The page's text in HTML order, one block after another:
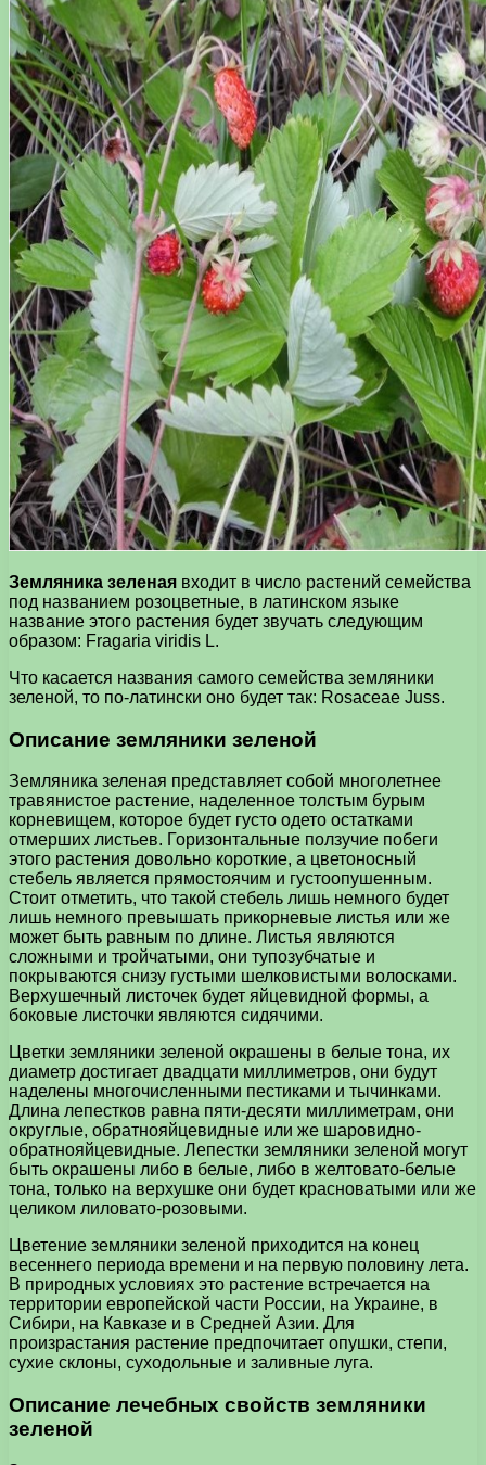
Земляника зеленая входит в число растений семейства
под названием розоцветные, в латинском языке
название этого растения будет звучать следующим
образом: Fragaria viridis L.
Что касается названия самого семейства земляники
зеленой, то по-латински оно будет так: Rosaceae Juss.
Описание земляники зеленой
Земляника зеленая представляет собой многолетнее
травянистое растение, наделенное толстым бурым
корневищем, которое будет густо одето остатками
отмерших листьев. Горизонтальные ползучие побеги
этого растения довольно короткие, а цветоносный
стебель является прямостоячим и густоопушенным.
Стоит отметить, что такой стебель лишь немного будет
лишь немного превышать прикорневые листья или же
может быть равным по длине. Листья являются
сложными и тройчатыми, они тупозубчатые и
покрываются снизу густыми шелковистыми волосками.
Верхушечный листочек будет яйцевидной формы, а
боковые листочки являются сидячими.
Цветки земляники зеленой окрашены в белые тона, их
диаметр достигает двадцати миллиметров, они будут
наделены многочисленными пестиками и тычинками.
Длина лепестков равна пяти-десяти миллиметрам, они
округлые, обратнояйцевидные или же шаровидно-
обратнояйцевидные. Лепестки земляники зеленой могут
быть окрашены либо в белые, либо в желтовато-белые
тона, только на верхушке они будет красноватыми или же
целиком лиловато-розовыми.
Цветение земляники зеленой приходится на конец
весеннего периода времени и на первую половину лета.
В природных условиях это растение встречается на
территории европейской части России, на Украине, в
Сибири, на Кавказе и в Средней Азии. Для
произрастания растение предпочитает опушки, степи,
сухие склоны, суходольные и заливные луга.
Описание лечебных свойств земляники
зеленой